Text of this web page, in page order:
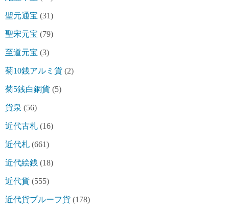
聖元通宝 (31)
聖宋元宝 (79)
至道元宝 (3)
菊10銭アルミ貨 (2)
菊5銭白銅貨 (5)
貨泉 (56)
近代古札 (16)
近代札 (661)
近代絵銭 (18)
近代貨 (555)
近代貨プルーフ貨 (178)